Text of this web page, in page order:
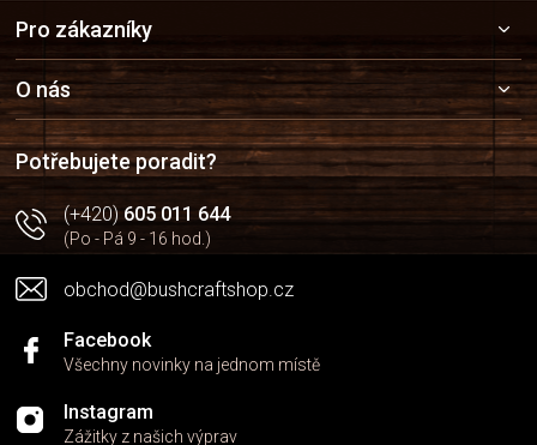
a
t
í
Pro zákazníky
O nás
Potřebujete poradit?
(+420)605 011 644
(Po - Pá 9 - 16 hod.)
obchod@bushcraftshop.cz
Facebook
Všechny novinky na jednom místě
Instagram
Zážitky z našich výprav